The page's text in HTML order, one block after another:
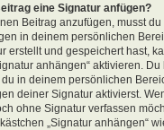
eine Signatur anfügen?
Beitrag anzufügen, musst
in deinem persönlichen
erstellt und gespeichert hast,
anhängen“ aktivieren.
in deinem persönlichen
deiner Signatur aktivierst.
ohne Signatur verfassen
„Signatur anhängen“